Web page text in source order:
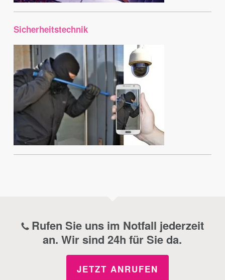
Sicherheitstechnik
Rufen Sie uns im Notfall jederzeit
an. Wir sind 24h für Sie da.
JETZT ANRUFEN